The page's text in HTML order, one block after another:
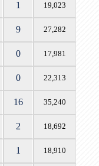
1 19,023
9 27,282
0 17,981
0 22,313
16 35,240
2 18,692
1 18,910